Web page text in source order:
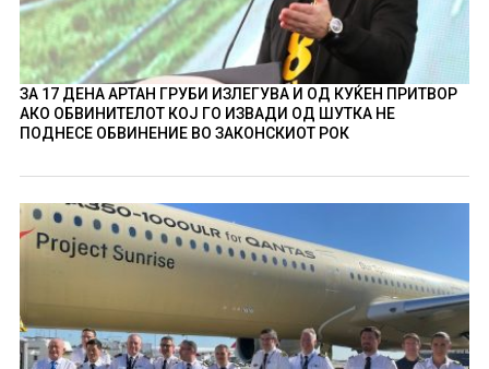
ЗА 17 ДЕНА АРТАН ГРУБИ ИЗЛЕГУВА И ОД КУЌЕН ПРИТВОР
АКО ОБВИНИТЕЛОТ КОЈ ГО ИЗВАДИ ОД ШУТКА НЕ
ПОДНЕСЕ ОБВИНЕНИЕ ВО ЗАКОНСКИОТ РОК